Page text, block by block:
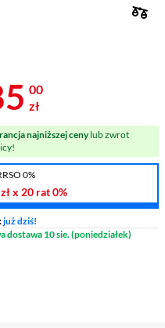
985 zł
00
zł
najniższej cenylub zwrot
0%
x 20 rat0%
już dziś!
dostawa 10 sie. (poniedziałek)